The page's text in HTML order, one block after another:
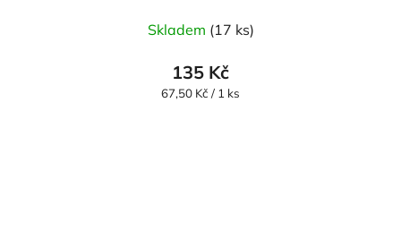
Skladem (17 ks)
135 Kč
Měrná
67,50 Kč / 1 ks